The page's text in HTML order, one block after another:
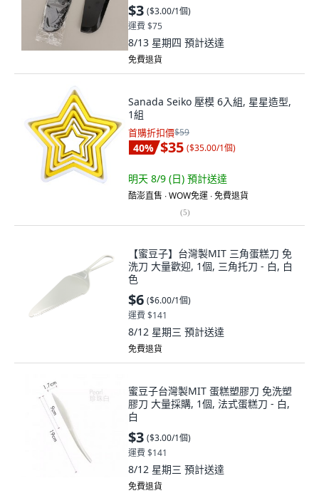
$3 ($3.00/1個)
運費 $75
8/13 星期四 預計送達
免費退貨
Sanada Seiko 壓模 6入組, 星星造型,
1組
首購折扣價$59
40% $35 ($35.00/1個)
明天 8/9 (日) 預計送達
酷澎直售 ∙ WOW免運 ∙ 免費退貨
(5)
【蜜豆子】台灣製MIT 三角蛋糕刀 免
洗刀 大量歡迎, 1個, 三角托刀 - 白, 白
色
$6 ($6.00/1個)
運費 $141
8/12 星期三 預計送達
免費退貨
蜜豆子台灣製MIT 蛋糕塑膠刀 免洗塑
膠刀 大量採購, 1個, 法式蛋糕刀 - 白,
白
$3 ($3.00/1個)
運費 $141
8/12 星期三 預計送達
免費退貨